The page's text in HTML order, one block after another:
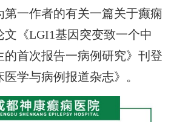
第一作者的有关一篇关于癫痫
《LGI1基因突变致一个中
的首次报告一病例研究》刊登
学与病例报道杂志》。